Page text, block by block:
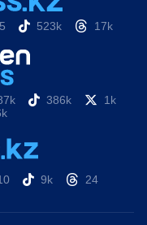
523k 17k
386k
1k
9k 24